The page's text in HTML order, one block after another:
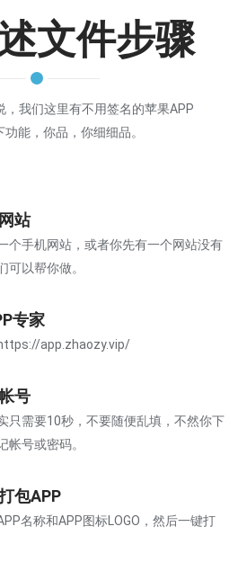
文件步骤
，我们这里有不用签名的苹果APP
能，你品，你细细品。
站
个手机网站，或者你先有一个网站没有
可以帮你做。
专家
app.zhaozy.vip/
号
只需要10秒，不要随便乱填，不然你下
帐号或密码。
包APP
名称和APP图标LOGO，然后一键打